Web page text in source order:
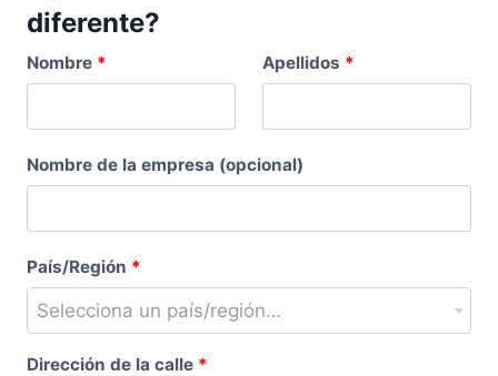
diferente?
Nombre * Apellidos *
Nombre de la empresa (opcional)
País/Región *
Selecciona un país/región…
Dirección de la calle *